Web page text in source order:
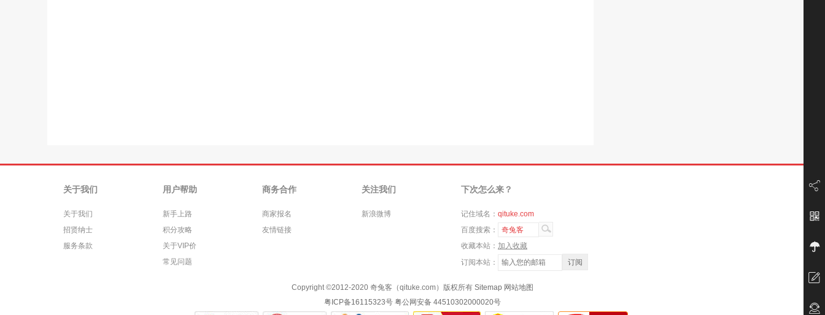
关于我们
关于我们
招贤纳士
服务条款
用户帮助
新手上路
积分攻略
关于VIP价
常见问题
商务合作
商家报名
友情链接
关注我们
新浪微博
下次怎么来？
记住域名： qituke.com
百度搜索：
奇兔客
收藏本站： 加入收藏
订阅本站：
Copyright ©2012-2020 奇兔客（qituke.com）版权所有 Sitemap 网站地图
粤ICP备16115323号 粤公网安备 44510302000020号